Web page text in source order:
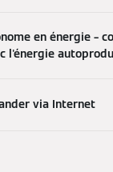
en énergie –
l'énergie
via Internet